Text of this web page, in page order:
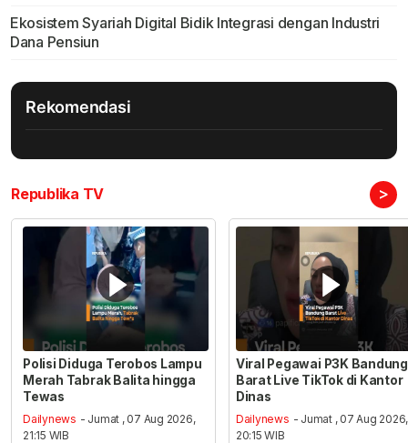
Ekosistem Syariah Digital Bidik Integrasi dengan Industri
Dana Pensiun
Rekomendasi
Republika TV >
Polisi Diduga Terobos Lampu
Merah Tabrak Balita hingga
Tewas
Dailynews - Jumat , 07 Aug 2026,
21:15 WIB
Viral Pegawai P3K Bandung
Barat Live TikTok di Kantor
Dinas
Dailynews - Jumat , 07 Aug 2026,
20:15 WIB